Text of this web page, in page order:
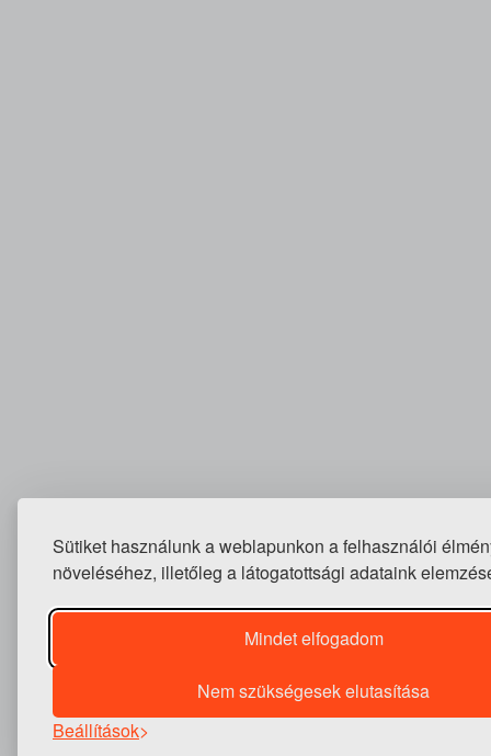
Sütiket használunk a weblapunkon a felhasználói
növeléséhez, illetőleg a látogatottsági adataink
Mindet elfogadom
Nem szükségesek elutasítása
Beállítások